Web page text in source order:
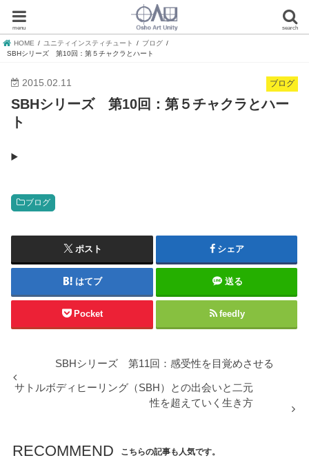
search
menu
HOME ユニティインスティチュート
ブログ
SBHシリーズ 第10回：第５チャクラとハート
ブログ
2015.02.11
SBHシリーズ 第10回：第５チャクラとハー
ト
ブログ
ポスト シェア
はてブ 送る
Pocket feedly
SBHシリーズ 第11回：感受性を目覚めさせる
サトルボディヒーリング（SBH）との出会いと二元
性を超えていく生き方
RECOMMEND こちらの記事も人気です。